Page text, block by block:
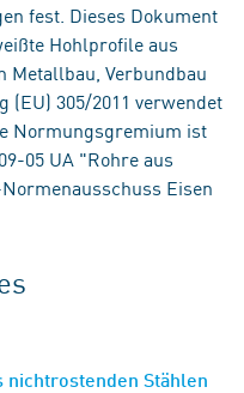
fest. Dieses Dokument
Hohlprofile aus
Metallbau, Verbundbau
(EU) 305/2011 verwendet
Normungsgremium ist
05 UA "Rohre aus
Eisen
nichtrostenden Stählen